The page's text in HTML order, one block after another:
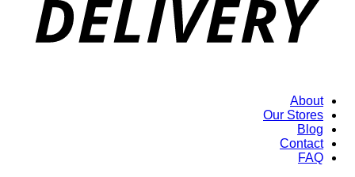
About
Our Stores
Blog
Contact
FAQ